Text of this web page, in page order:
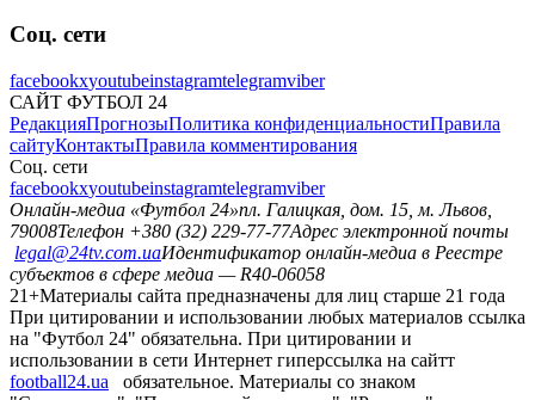
Соц. сети
facebookxyoutubeinstagramtelegramviber
САЙТ ФУТБОЛ 24
РедакцияПрогнозыПолитика конфиденциальностиПравила
сайтуКонтактыПравила комментирования
Соц. сети
facebookxyoutubeinstagramtelegramviber
Онлайн-медиа «Футбол 24»пл. Галицкая, дом. 15, м. Львов,
79008Телефон +380 (32) 229-77-77Адрес электронной почты
legal@24tv.com.uaИдентификатор онлайн-медиа в Реестре
субъектов в сфере медиа — R40-06058
21+Материалы сайта предназначены для лиц старше 21 года
При цитировании и использовании любых материалов ссылка
на "Футбол 24" обязательна. При цитировании и
использовании в сети Интернет гиперссылка на сайтт
football24.ua
обязательное. Материалы со знаком